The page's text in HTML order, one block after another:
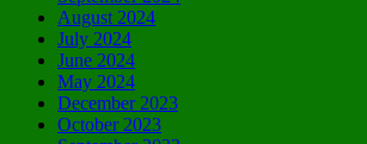
August 2024
July 2024
June 2024
May 2024
December 2023
October 2023